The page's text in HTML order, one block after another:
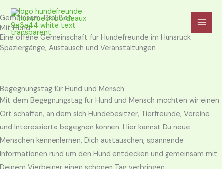
Zum
Inhalt
springen
Gemeinsam. Draußen.
Mit Hund.
Eine offene Gemeinschaft für Hundefreunde im Hunsrück
Spaziergänge, Austausch und Veranstaltungen
Begegnungstag für Hund und Mensch
Mit dem Begegnungstag für Hund und Mensch möchten wir einen
Ort schaffen, an dem sich Hundebesitzer, Tierfreunde, Vereine
und Interessierte begegnen können. Hier kannst Du neue
Menschen kennenlernen, Dich austauschen, spannende
Informationen rund um den Hund entdecken und gemeinsam mit